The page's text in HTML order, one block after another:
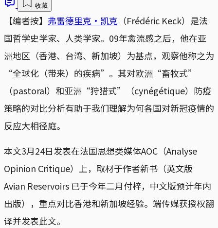
收藏
【编者按】 弗雷德里克·凯克 （Frédéric Keck）是法
国哲学史学家、人类学家。09年禽流感之后，他在亚
洲地区（香港、台湾、新加坡）为基点，观察他称之为
“全球化（带来）的疾病”。其对欧洲“畜牧式”
（pastoral）和亚洲“狩猎式”（cynégétique）防疫
策略的对比分析有助于我们理解为何各国对新冠疫情的
反应大相径庭。
本文3月24日发表在法国思想类媒体AOC（Analyse
Opinion Critique）上，取材于作者新书（英文版
Avian Reservoirs 已于今年二月付梓，中文版预计年内
出版），重点对比香港和新加坡经验。端传媒获授权翻
译并发表此文。